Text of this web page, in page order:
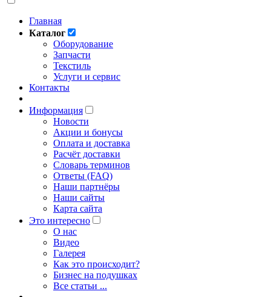
Главная
Каталог
Оборудование
Запчасти
Текстиль
Услуги и сервис
Контакты
Информация
Новости
Акции и бонусы
Оплата и доставка
Расчёт доставки
Словарь терминов
Ответы (FAQ)
Наши партнёры
Наши сайты
Карта сайта
Это интересно
O нас
Видео
Галерея
Как это происходит?
Бизнес на подушках
Все статьи ...